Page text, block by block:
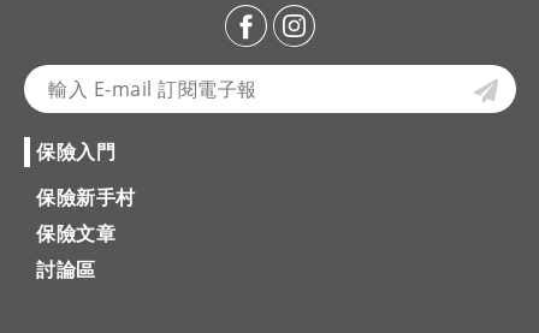
保險入門
保險新手村
保險文章
討論區